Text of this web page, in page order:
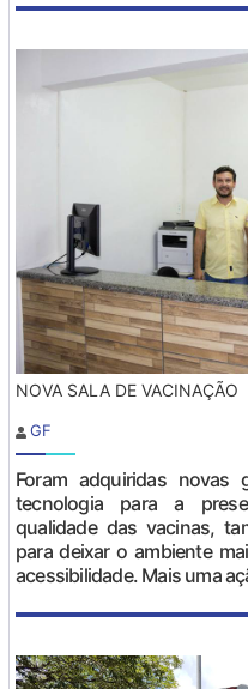
NOVA SALA DE VACINAÇÃO
GF
Foram adquiridas novas
tecnologia para a
qualidade das vacinas,
para deixar o ambiente
acessibilidade. Mais uma